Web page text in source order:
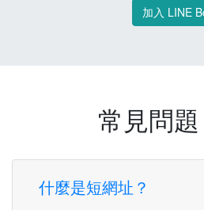
加入 LINE
常見問
什麼是短網址？